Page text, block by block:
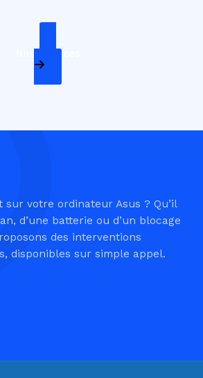
Nos Services
sur votre ordinateur Asus ? Qu’il
d’une batterie ou d’un blocage
des interventions
disponibles sur simple appel.